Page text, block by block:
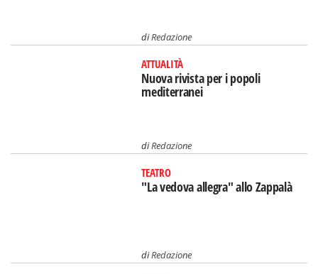
diRedazione
ATTUALITÀ
Nuova rivista per i popoli
mediterranei
diRedazione
TEATRO
"La vedova allegra" allo Zappalà
diRedazione